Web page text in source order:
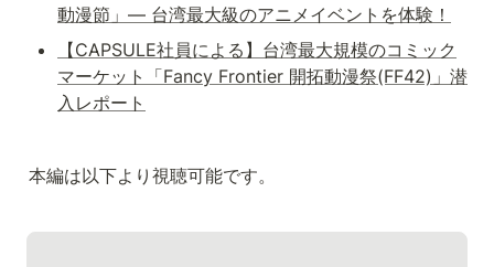
動漫節」— 台湾最大級のアニメイベントを体験！
【CAPSULE社員による】台湾最大規模のコミック
マーケット「Fancy Frontier 開拓動漫祭(FF42)」潜
入レポート
本編は以下より視聴可能です。